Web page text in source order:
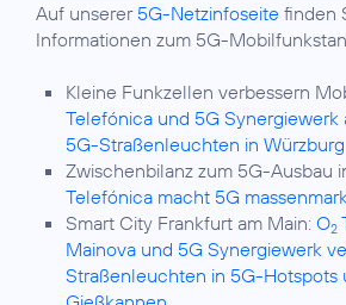
Auf unserer 5G-Netzinfoseite finden
Informationen zum 5G-
Kleine Funkzellen verbessern
Telefónica und 5G Synergiewerk
5G-Straßenleuchten in Würzburg
Zwischenbilanz zum 5G-Ausbau
Telefónica macht 5G
Smart City Frankfurt am Main: O2
Mainova und 5G Synergiewerk
Straßenleuchten in 5G-Hotspots